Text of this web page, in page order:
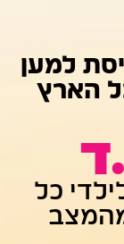
למען
הארץ
כל